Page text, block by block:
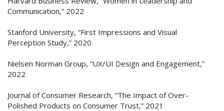
Communication,” 2022
Stanford University, “First Impressions and Visual
Perception Study,” 2020
Nielsen Norman Group, “UX/UI Design and Engagement,”
2022
Journal of Consumer Research, “The Impact of Over-
Polished Products on Consumer Trust,” 2021